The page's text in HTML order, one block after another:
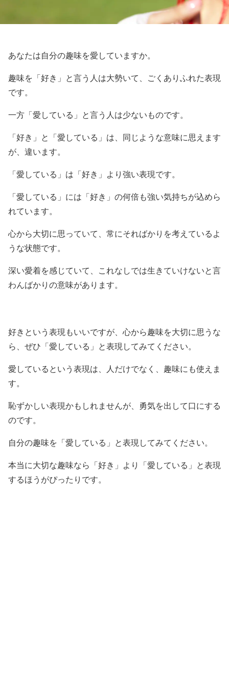
あなたは自分の趣味を愛していますか。
趣味を「好き」と言う人は大勢いて、ごくありふれた表現
です。
一方「愛している」と言う人は少ないものです。
「好き」と「愛している」は、同じような意味に思えます
が、違います。
「愛している」は「好き」より強い表現です。
「愛している」には「好き」の何倍も強い気持ちが込めら
れています。
心から大切に思っていて、常にそればかりを考えているよ
うな状態です。
深い愛着を感じていて、これなしでは生きていけないと言
わんばかりの意味があります。
好きという表現もいいですが、心から趣味を大切に思うな
ら、ぜひ「愛している」と表現してみてください。
愛しているという表現は、人だけでなく、趣味にも使えま
す。
恥ずかしい表現かもしれませんが、勇気を出して口にする
のです。
自分の趣味を「愛している」と表現してみてください。
本当に大切な趣味なら「好き」より「愛している」と表現
するほうがぴったりです。